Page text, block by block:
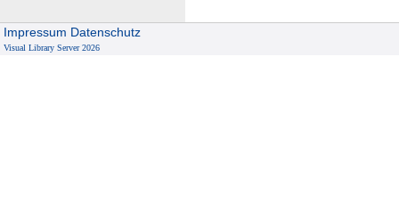
Impressum Datenschutz
Visual Library Server 2026